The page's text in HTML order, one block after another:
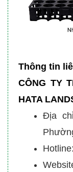
Thông tin
CÔNG TY
HATA
Địa
Hotline: